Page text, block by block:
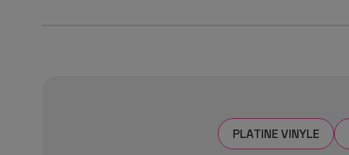
PLATINE VINYLE